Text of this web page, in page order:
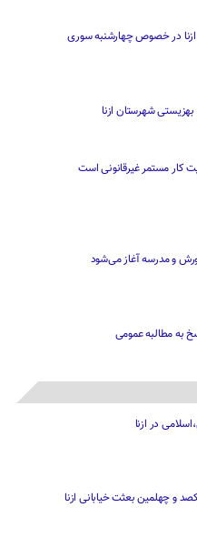
در خصوص چهارشنبه ‌سوری
بهزیستی شهرستان ازنا
کار مستمر غیرقانونی است
و مدرسه آغاز می‌شود
به مطالبه عمومی
در ازنا
و چهلمین بعثت خیابانی ازنا